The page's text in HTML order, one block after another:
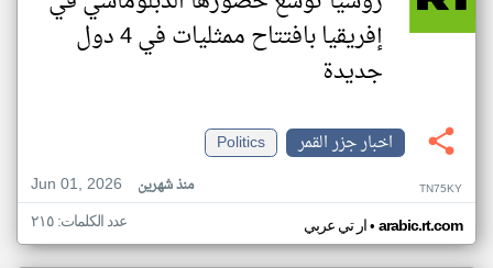
إفريقيا بافتتاح ممثليات في 4 دول
جديدة
اخبار جزر القمر
Politics
Jun 01, 2026
منذ شهرين TN75KY
ار تي عربي• arabic.rt.com عدد الكلمات: ٢١٥